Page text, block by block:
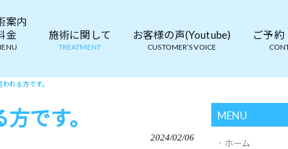
案内
金
施術に関して
TREATMENT
お客様の声(Youtube)
CUSTOMER’S VOICE
ご予約
れる方です。
です。
2024/02/06
MENU
ホーム